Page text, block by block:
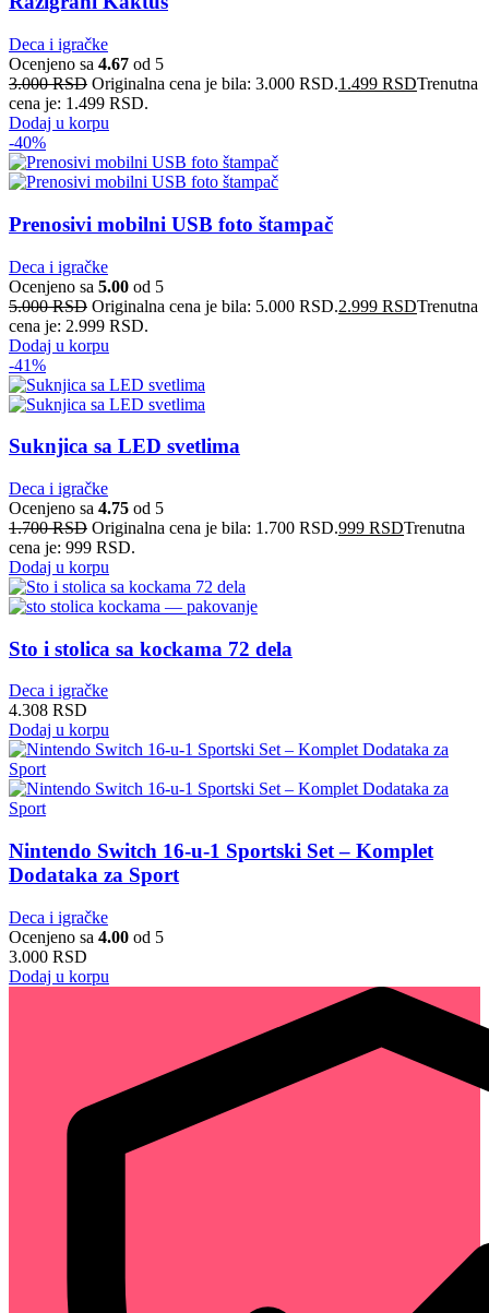
Deca i igračke
Ocenjeno sa 4.67 od 5
3.000RSD Originalna cena je bila: 3.000 RSD.1.499 RSDTrenutna
cena je: 1.499 RSD.
Dodaj u korpu
-40%
Prenosivi mobilni USB foto štampač
Deca i igračke
Ocenjeno sa 5.00 od 5
5.000RSD Originalna cena je bila: 5.000 RSD.2.999 RSDTrenutna
cena je: 2.999 RSD.
Dodaj u korpu
-41%
Suknjica sa LED svetlima
Deca i igračke
Ocenjeno sa 4.75 od 5
1.700RSD Originalna cena je bila: 1.700 RSD.999 RSDTrenutna
cena je: 999 RSD.
Dodaj u korpu
Sto i stolica sa kockama 72 dela
Deca i igračke
4.308 RSD
Dodaj u korpu
Nintendo Switch 16-u-1 Sportski Set – Komplet
Dodataka za Sport
Deca i igračke
Ocenjeno sa 4.00 od 5
3.000 RSD
Dodaj u korpu